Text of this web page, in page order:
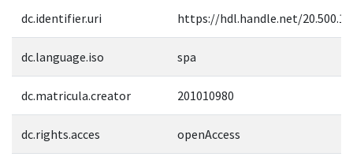
dc.identifier.uri https://hdl.handle.net/
dc.language.iso spa
dc.matricula.creator 201010980
dc.rights.acces openAccess